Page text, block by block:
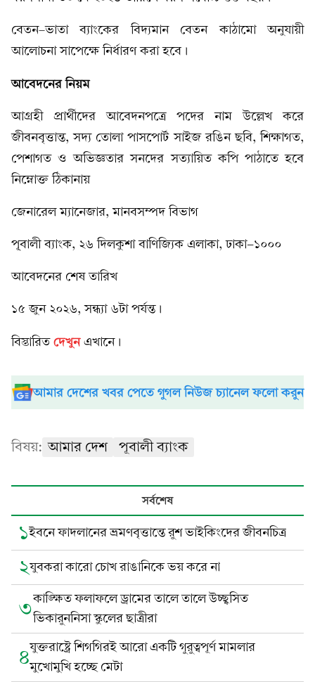
বেতন–ভাতা ব্যাংকের বিদ্যমান বেতন কাঠামো অনুযায়ী
আলোচনা সাপেক্ষে নির্ধারণ করা হবে।
আবেদনের নিয়ম
আগ্রহী প্রার্থীদের আবেদনপত্রে পদের নাম উল্লেখ করে
জীবনবৃত্তান্ত, সদ্য তোলা পাসপোর্ট সাইজ রঙিন ছবি, শিক্ষাগত,
পেশাগত ও অভিজ্ঞতার সনদের সত্যায়িত কপি পাঠাতে হবে
নিম্নোক্ত ঠিকানায়
জেনারেল ম্যানেজার, মানবসম্পদ বিভাগ
পূ্বালী ব্যাংক, ২৬ দিলকুশা বাণিজ্যিক এলাকা, ঢাকা-১০০০
আবেদনের শেষ তারিখ
১৫ জুন ২০২৬, সন্ধ্যা ৬টা পর্যন্ত।
বিস্তারিতদেখুন এখানে।
আমার দেশের খবর পেতে গুগল নিউজ চ্যানেল ফলো করুন
বিষয়: আমার দেশ পূবালী ব্যাংক
সর্বশেষ
১ইবনে ফাদলানের ভ্রমণবৃত্তান্তে রুশ ভাইকিংদের জীবনচিত্র
২যুবকরা কারো চোখ রাঙানিকে ভয় করে না
৩কাঙ্ক্ষিত ফলাফলে ড্রামের তালে তালে উচ্ছ্বসিত
ভিকারুননিসা স্কুলের ছাত্রীরা
৪যুক্তরাষ্ট্রে শিগগিরই আরো একটি গুরুত্বপূর্ণ মামলার
মুখোমুখি হচ্ছে মেটা